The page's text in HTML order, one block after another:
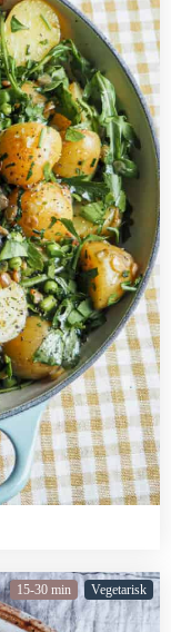
15-30 min Vegetarisk